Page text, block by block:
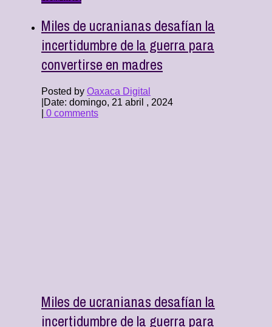
Miles de ucranianas desafían la
incertidumbre de la guerra para
convertirse en madres
Posted by Oaxaca Digital
Date: domingo, 21 abril , 2024
0 comments
Miles de ucranianas desafían la
incertidumbre de la guerra para